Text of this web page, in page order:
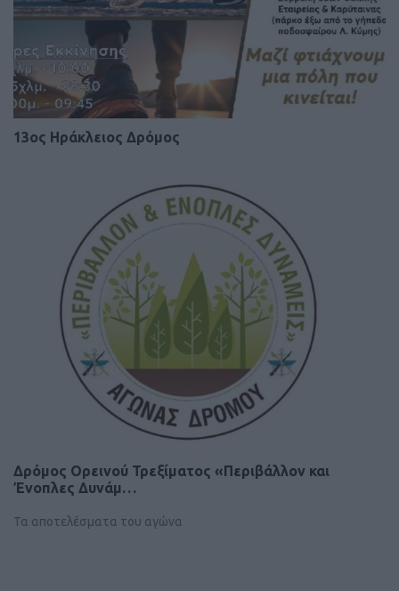
13ος Ηράκλειος Δρόμος
Δρόμος Ορεινού Τρεξίματος «Περιβάλλον και
Ένοπλες Δυνάμ…
Τα αποτελέσματα του αγώνα